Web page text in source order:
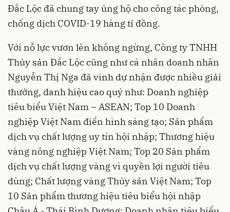
Đắc Lộc đã chung tay ủng hộ cho công tác phòng,
chống dịch COVID-19 hàng tỉ đồng.
Với nỗ lực vươn lên không ngừng, Công ty TNHH
Thủy sản Đắc Lộc cũng như cá nhân doanh nhân
Nguyễn Thị Nga đã vinh dự nhận được nhiều giải
thưởng, danh hiệu cao quý như: Doanh nghiệp
tiêu biểu Việt Nam – ASEAN; Top 10 Doanh
nghiệp Việt Nam điển hình sáng tạo; Sản phẩm
dịch vụ chất lượng uy tín hội nhập; Thương hiệu
vàng nông nghiệp Việt Nam; Top 20 Sản phẩm
dịch vụ chất lượng vàng vì quyền lợi người tiêu
dùng; Chất lượng vàng Thủy sản Việt Nam; Top
10 Sản phẩm thương hiệu tiêu biểu hội nhập